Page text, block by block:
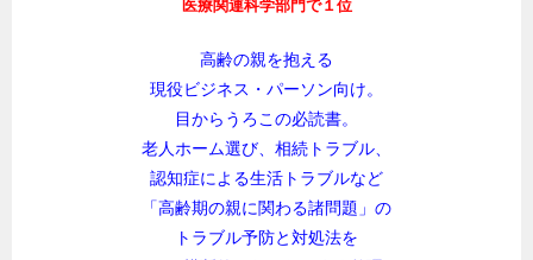
ついに６刷、大好評発売中！
医療関連科学部門で１位
高齢の親を抱える
現役ビジネス・パーソン向け。
目からうろこの必読書。
老人ホーム選び、相続トラブル、
認知症による生活トラブルなど